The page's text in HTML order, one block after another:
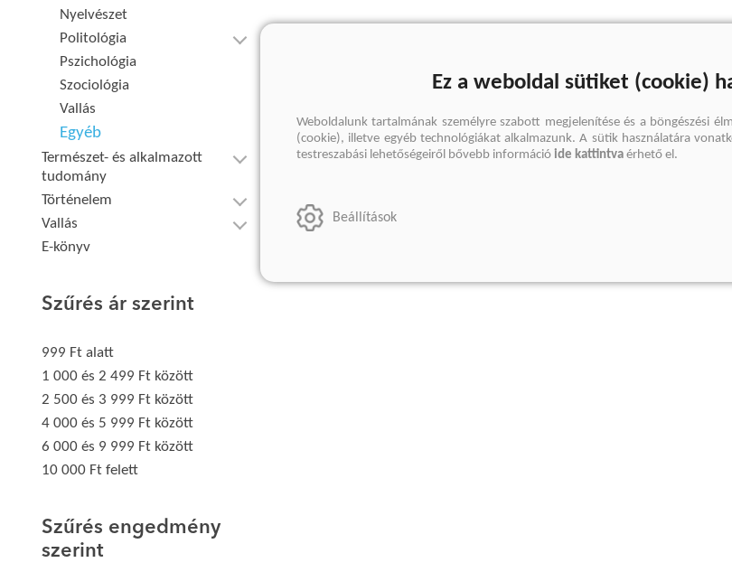
Nyelvészet
Politológia
Pszichológia
Szociológia
Vallás
Egyéb
Természet- és alkalmazott
tudomány
Történelem
Vallás
E-könyv
Szűrés ár szerint
999 Ft alatt
1 000 és 2 499 Ft között
2 500 és 3 999 Ft között
4 000 és 5 999 Ft között
6 000 és 9 999 Ft között
10 000 Ft felett
Szűrés engedmény
szerint
Ez a weboldal sütiket (cookie)
Weboldalunk tartalmának személyre szabott megjelenítése és a böngészési
(cookie), illetve egyéb technológiákat alkalmazunk. A sütik használatára
testreszabási lehetőségeiről bővebb információ ide kattintva érhető el.
Beállítások